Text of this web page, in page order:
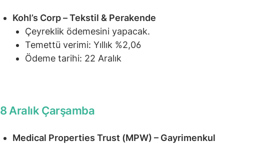
Kohl’s Corp – Tekstil & Perakende
Çeyreklik ödemesini yapacak.
Temettü verimi: Yıllık %2,06
Ödeme tarihi: 22 Aralık
8 Aralık Çarşamba
Medical Properties Trust (MPW) – Gayrimenkul